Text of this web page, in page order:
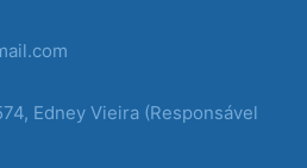
Edney Vieira (Responsável